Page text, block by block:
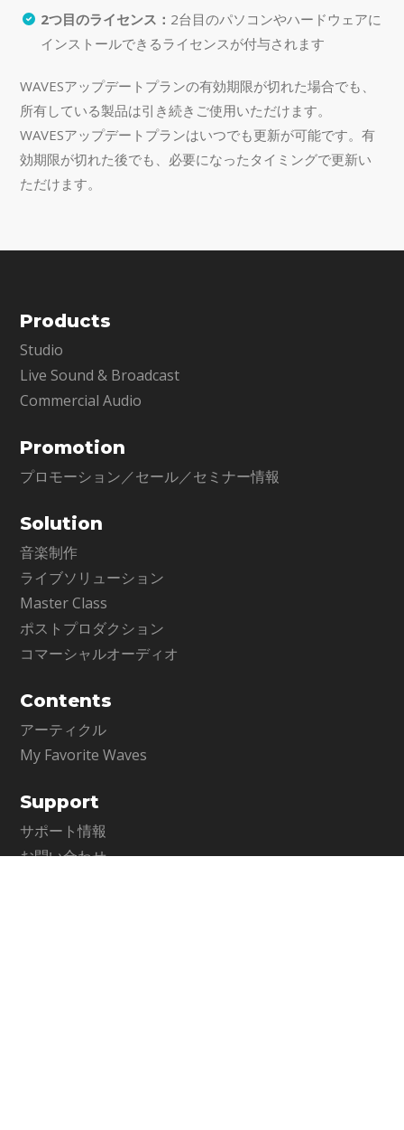
2つ目のライセンス： 2台目のパソコンやハードウェアに
インストールできるライセンスが付与されます
WAVESアップデートプランの有効期限が切れた場合でも、
所有している製品は引き続きご使用いただけます。
WAVESアップデートプランはいつでも更新が可能です。有
効期限が切れた後でも、必要になったタイミングで更新い
ただけます。
Products
Studio
Live Sound & Broadcast
Commercial Audio
Promotion
プロモーション／セール／セミナー情報
Solution
音楽制作
ライブソリューション
Master Class
ポストプロダクション
コマーシャルオーディオ
Contents
アーティクル
My Favorite Waves
Support
サポート情報
お問い合わせ